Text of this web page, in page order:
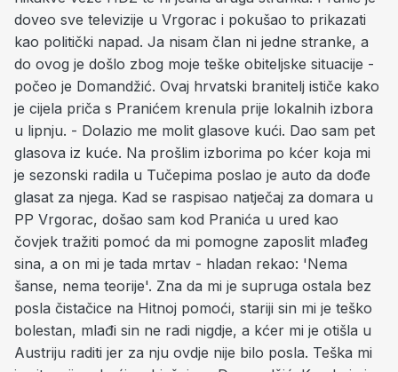
doveo sve televizije u Vrgorac i pokušao to prikazati
kao politički napad. Ja nisam član ni jedne stranke, a
do ovog je došlo zbog moje teške obiteljske situacije -
počeo je Domandžić. Ovaj hrvatski branitelj ističe kako
je cijela priča s Pranićem krenula prije lokalnih izbora
u lipnju. - Dolazio me molit glasove kući. Dao sam pet
glasova iz kuće. Na prošlim izborima po kćer koja mi
je sezonski radila u Tučepima poslao je auto da dođe
glasat za njega. Kad se raspisao natječaj za domara u
PP Vrgorac, došao sam kod Pranića u ured kao
čovjek tražiti pomoć da mi pomogne zaposlit mlađeg
sina, a on mi je tada mrtav - hladan rekao: 'Nema
šanse, nema teorije'. Zna da mi je supruga ostala bez
posla čistačice na Hitnoj pomoći, stariji sin mi je teško
bolestan, mlađi sin ne radi nigdje, a kćer mi je otišla u
Austriju raditi jer za nju ovdje nije bilo posla. Teška mi